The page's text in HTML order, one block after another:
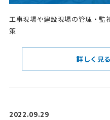
工事現場や建設現場の管理・監
策
詳しく見る
2022.09.29